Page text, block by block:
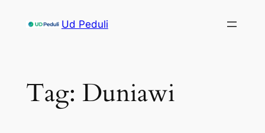
Ud Peduli
Tag: Duniawi